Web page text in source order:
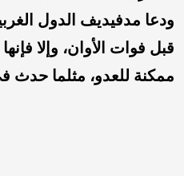
ودعا مدفيديف الدول
قبل فوات الأوان، وإلا
ممكنة للعدو، مثلما حدث